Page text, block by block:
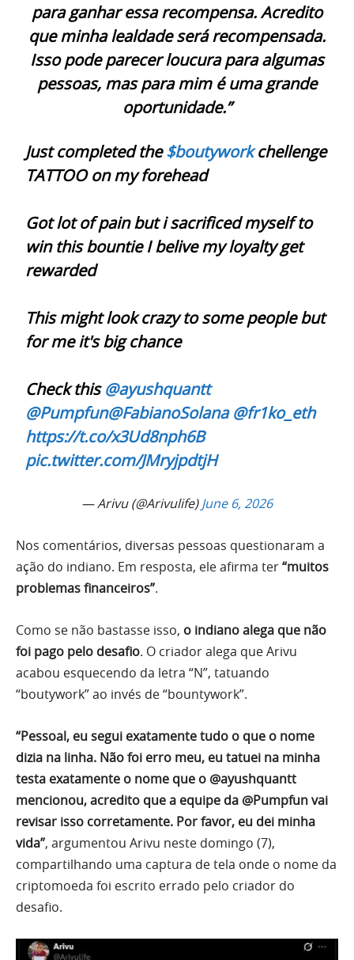
para ganhar essa recompensa. Acredito
que minha lealdade será recompensada.
Isso pode parecer loucura para algumas
pessoas, mas para mim é uma grande
oportunidade.”
Just completed the$boutyworkchellenge
TATTOO on my forehead
Got lot of pain but i sacrificed myself to
win this bountie I belive my loyalty get
rewarded
This might look crazy to some people but
for me it's big chance
Check this@ayushquantt
@Pumpfun@FabianoSolana @fr1ko_eth
https://t.co/x3Ud8nph6B
pic.twitter.com/JMryjpdtjH
— Arivu (@Arivulife)June 6, 2026
Nos comentários, diversas pessoas questionaram a
ação do indiano. Em resposta, ele afirma ter“muitos
problemas financeiros”.
Como se não bastasse isso, o indiano alega que não
foi pago pelo desafio. O criador alega que Arivu
acabou esquecendo da letra “N”, tatuando
“boutywork” ao invés de “bountywork”.
“Pessoal, eu segui exatamente tudo o que o nome
dizia na linha. Não foi erro meu, eu tatuei na minha
testa exatamente o nome que o @ayushquantt
mencionou, acredito que a equipe da @Pumpfun vai
revisar isso corretamente. Por favor, eu dei minha
vida”, argumentou Arivu neste domingo (7),
compartilhando uma captura de tela onde o nome da
criptomoeda foi escrito errado pelo criador do
desafio.